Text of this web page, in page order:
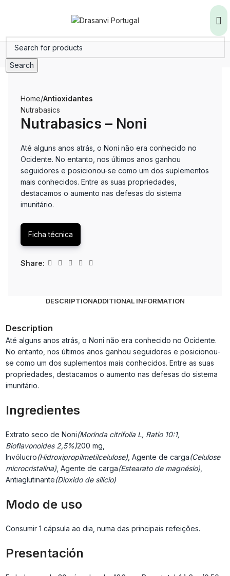
Search
Home Antioxidantes
Nutrabasics
Nutrabasics – Noni
Até alguns anos atrás, o Noni não era conhecido no
Ocidente. No entanto, nos últimos anos ganhou
seguidores e posicionou-se como um dos suplementos
mais conhecidos. Entre as suas propriedades,
destacamos o aumento nas defesas do sistema
imunitário.
Ficha técnica
Share:
DESCRIPTIONADDITIONAL INFORMATION
Description
Até alguns anos atrás, o Noni não era conhecido no Ocidente.
No entanto, nos últimos anos ganhou seguidores e posicionou-
se como um dos suplementos mais conhecidos. Entre as suas
propriedades, destacamos o aumento nas defesas do sistema
imunitário.
Ingredientes
Extrato seco de Noni(Morinda citrifolia L, Ratio 10:1,
Bioflavonoides 2,5%)200 mg,
Invólucro(Hidroxipropilmetilcelulose), Agente de carga(Celulose
microcristalina), Agente de carga(Estearato de magnésio),
Antiaglutinante(Dioxido de silício)
Modo de uso
Consumir 1 cápsula ao dia, numa das principais refeições.
Presentación